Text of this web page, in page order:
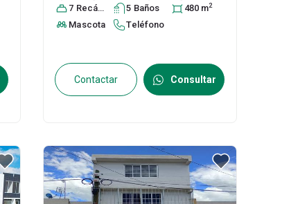
Col. Ojo de Agua,Tecámac , México,
México, C.P. 55770, ID:30700653
7 Recámara s 5 Baños 480 m2
Mascota Teléfono
Contactar Consultar